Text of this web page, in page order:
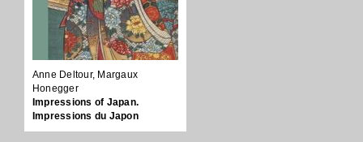
Anne Deltour, Margaux
Honegger
Impressions of Japan.
Impressions du Japon